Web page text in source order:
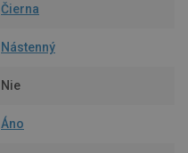
Čierna
Nástenný
Nie
Áno